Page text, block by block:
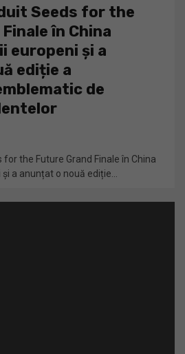
Seeds for the
în China
europeni și a
ediție a
de
the Future Grand Finale în China
a anunțat o nouă ediție...